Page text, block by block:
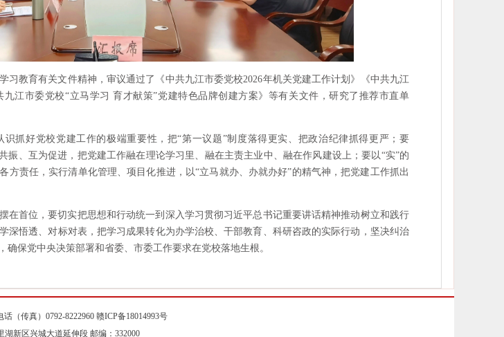
习教育有关文件精神，审议通过了《中共九江市委党校2026年机关党建工作计划》《中共九江
江市委党校“立马学习 育才献策”党建特色品牌创建方案》等有关文件，研究了推荐市直单
抓好党校党建工作的极端重要性，把“第一议题”制度落得更实、把政治纪律抓得更严；要
振、互为促进，把党建工作融在理论学习里、融在主责主业中、融在作风建设上；要以“实”的
方责任，实行清单化管理、项目化推进，以“立马就办、办就办好”的精气神，把党建工作抓出
在首位，要切实把思想和行动统一到深入学习贯彻习近平总书记重要讲话精神推动树立和践行
深悟透、对标对表，把学习成果转化为办学治校、干部教育、科研咨政的实际行动，坚决纠治
保党中央决策部署和省委、市委工作要求在党校落地生根。
（传真）0792-8222960 赣ICP备18014993号
湖新区兴城大道延伸段 邮编：332000